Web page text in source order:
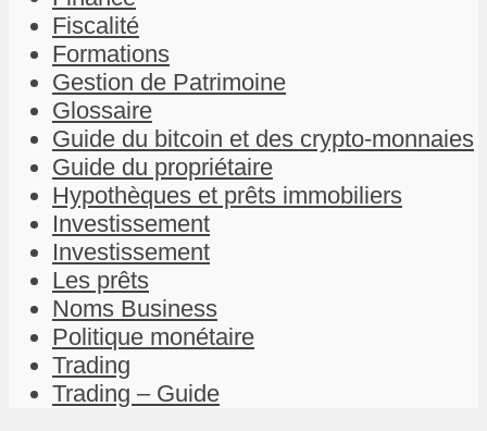
Fiscalité
Formations
Gestion de Patrimoine
Glossaire
Guide du bitcoin et des crypto-monnaies
Guide du propriétaire
Hypothèques et prêts immobiliers
Investissement
Investissement
Les prêts
Noms Business
Politique monétaire
Trading
Trading – Guide